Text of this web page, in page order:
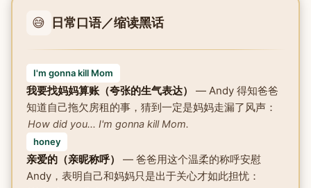
😅 日常口语／缩读黑话
I'm gonna kill Mom
我要找妈妈算账（夸张的生气表达）
— Andy 得知爸爸
知道自己拖欠房租的事，猜到一定是妈妈走漏了风声：
How did you... I'm gonna kill Mom.
honey
亲爱的（亲昵称呼）
— 爸爸用这个温柔的称呼安慰
Andy，表明自己和妈妈只是出于关心才如此担忧：